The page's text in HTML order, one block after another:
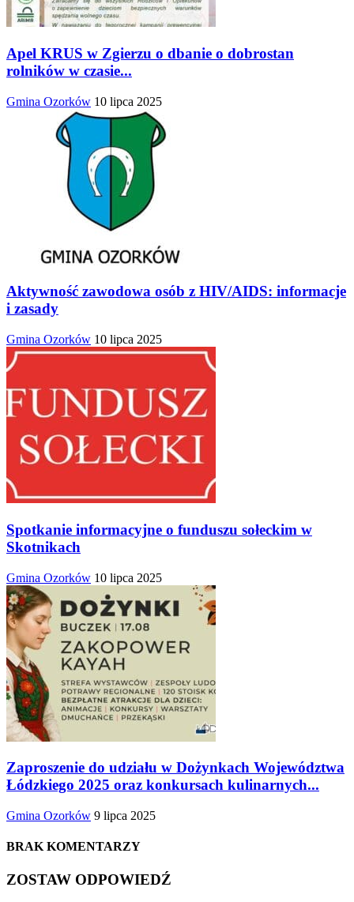
Apel KRUS w Zgierzu o dbanie o dobrostan
rolników w czasie...
Gmina Ozorków 10 lipca 2025
Aktywność zawodowa osób z HIV/AIDS: informacje
i zasady
Gmina Ozorków 10 lipca 2025
Spotkanie informacyjne o funduszu sołeckim w
Skotnikach
Gmina Ozorków 10 lipca 2025
Zaproszenie do udziału w Dożynkach Województwa
Łódzkiego 2025 oraz konkursach kulinarnych...
Gmina Ozorków 9 lipca 2025
BRAK KOMENTARZY
ZOSTAW ODPOWIEDŹ